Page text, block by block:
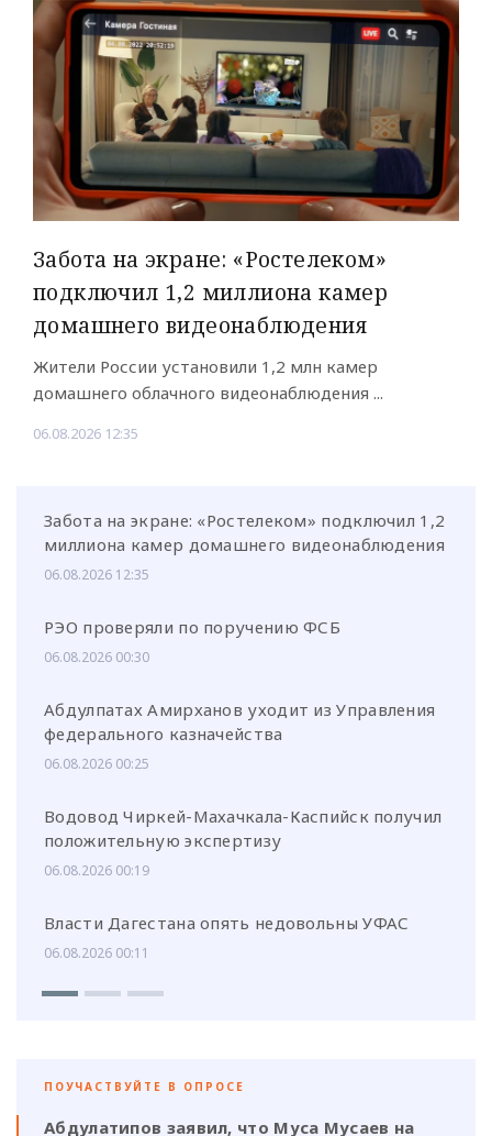
Забота на экране: «Ростелеком»
подключил 1,2 миллиона камер
домашнего видеонаблюдения
Жители России установили 1,2 млн камер
домашнего облачного видеонаблюдения ...
06.08.2026 12:35
Забота на экране: «Ростелеком» подключил 1,2
миллиона камер домашнего видеонаблюдения
06.08.2026 12:35
РЭО проверяли по поручению ФСБ
06.08.2026 00:30
Абдулпатах Амирханов уходит из Управления
федерального казначейства
06.08.2026 00:25
Водовод Чиркей-Махачкала-Каспийск получил
положительную экспертизу
06.08.2026 00:19
Власти Дагестана опять недовольны УФАС
06.08.2026 00:11
ПОУЧАСТВУЙТЕ В ОПРОСЕ
Абдулатипов заявил, что Муса Мусаев на